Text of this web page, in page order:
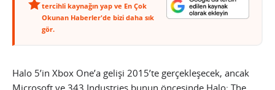
tercihli kaynağın yap ve En Çok
Okunan Haberler'de bizi daha sık
gör.
Halo 5’in Xbox One’a gelişi 2015’te gerçekleşecek, ancak